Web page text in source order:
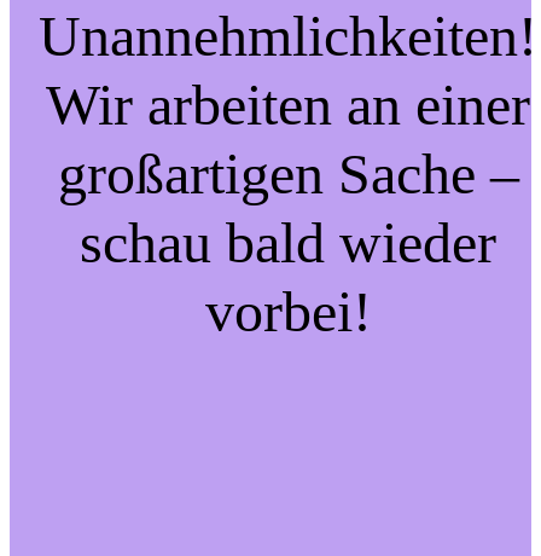
Unannehmlichkeiten!
Wir arbeiten an einer
großartigen Sache –
schau bald wieder
vorbei!